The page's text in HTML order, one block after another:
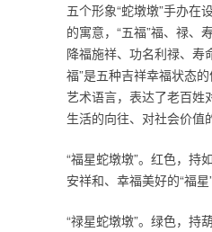
五个形象“蛇墩墩”手办在
的寓意，“五福”福、禄、
降福施祥、功名利禄、寿
福”是五种吉祥幸福状态
艺术语言，表达了老百姓
生活的向往、对社会价值
“福星蛇墩墩”。红色，持
安祥和、幸福美好的“福星
“禄星蛇墩墩”。绿色，持